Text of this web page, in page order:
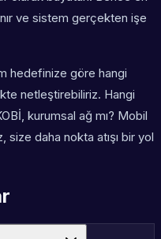
ve sistem gerçekten işe
hedefinize göre hangi
netleştirebiliriz. Hangi
kurumsal ağ mı? Mobil
size daha nokta atışı bir yol